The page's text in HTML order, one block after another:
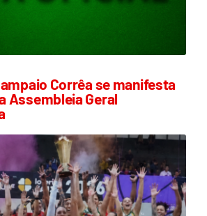
Corrêa se manifesta
Assembleia Geral